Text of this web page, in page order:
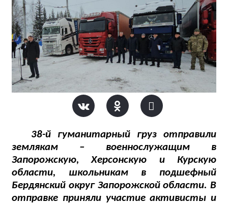
38-й гуманитарный груз отправили
землякам – военнослужащим в
Запорожскую, Херсонскую и Курскую
области, школьникам в подшефный
Бердянский округ Запорожской области. В
отправке приняли участие активисты и